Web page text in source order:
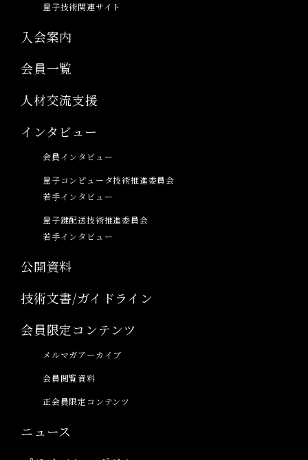
量子技術関連サイト
入会案内
会員一覧
人材交流支援
インタビュー
会員インタビュー
量子コンピュータ技術推進委員会
若手インタビュー
量子鍵配送技術推進委員会
若手インタビュー
公開資料
技術文書/ガイドライン
会員限定コンテンツ
メルマガアーカイブ
会員閲覧資料
正会員限定コンテンツ
ニュース